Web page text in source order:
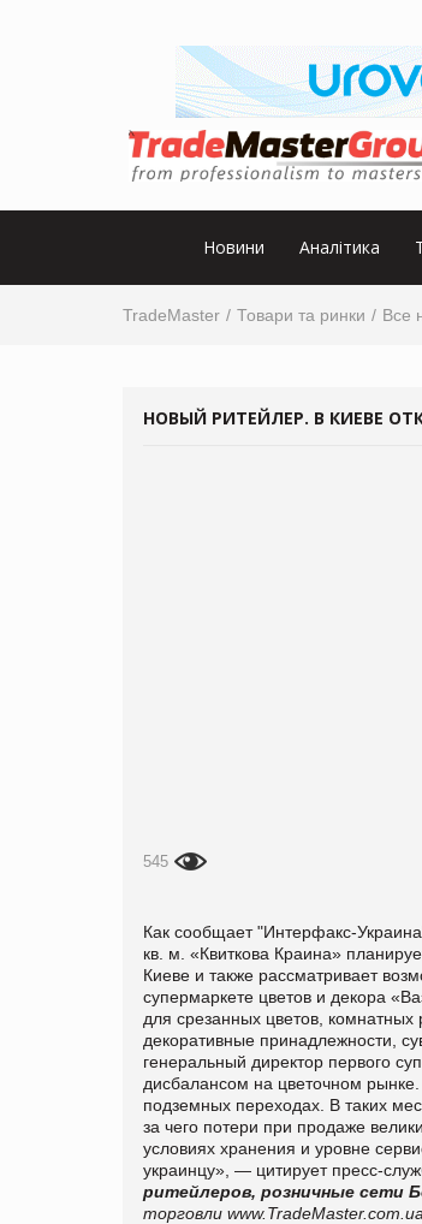
Новини Аналітика
TradeMaster Товари та ринки Все
НОВЫЙ РИТЕЙЛЕР. В КИЕВЕ
545
Как сообщает "Интерфакс-
кв. м. «Квиткова Краина»
Киеве и также рассматривает
супермаркете цветов и декора
для срезанных цветов,
декоративные принадлежности,
генеральный директор первого
дисбалансом на цветочном
подземных переходах. В таких
за чего потери при продаже
условиях хранения и уровне
украинцу», — цитирует пресс-
ритейлеров, розничные сети
торговли www.TradeMaster.com.ua